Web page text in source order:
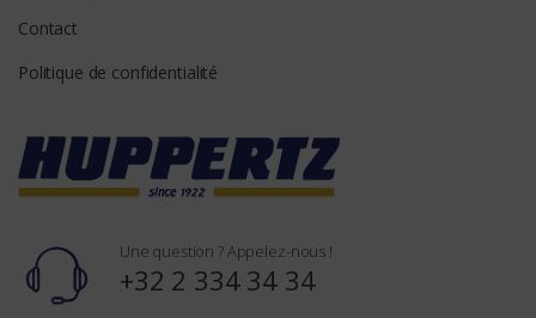
Contact
Politique de confidentialité
Une question ? Appelez-nous !
+32 2 334 34 34